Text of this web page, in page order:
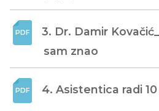
3. Dr. Damir
sam znao
4. Asistentica radi